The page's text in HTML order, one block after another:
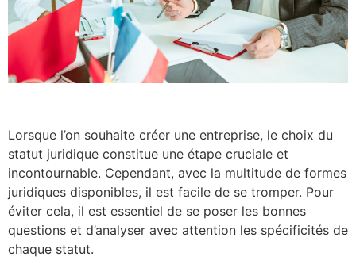
Lorsque l’on souhaite créer une entreprise, le choix du
statut juridique constitue une étape cruciale et
incontournable. Cependant, avec la multitude de formes
juridiques disponibles, il est facile de se tromper. Pour
éviter cela, il est essentiel de se poser les bonnes
questions et d’analyser avec attention les spécificités de
chaque statut.